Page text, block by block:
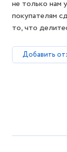
не только нам
покупателям
то, что
Добавить